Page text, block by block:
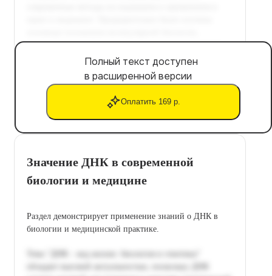
Полный текст доступен
в расширенной версии
Оплатить 169 р.
Значение ДНК в современной
биологии и медицине
Раздел демонстрирует применение знаний о ДНК в
биологии и медицинской практике.